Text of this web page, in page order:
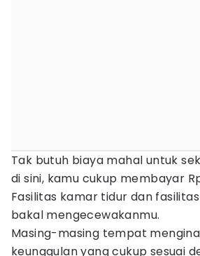
Tak butuh biaya mahal untuk
di sini, kamu cukup membayar
Fasilitas kamar tidur dan
bakal mengecewakanmu.
Masing-masing tempat
keunggulan yang cukup sesuai